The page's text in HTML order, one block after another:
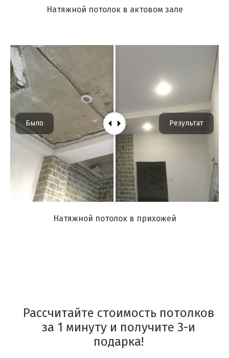
Натяжной потолок в актовом зале
Было Результат
Натяжной потолок в прихожей
Рассчитайте стоимость потолков
за 1 минуту и получите 3-и
подарка!